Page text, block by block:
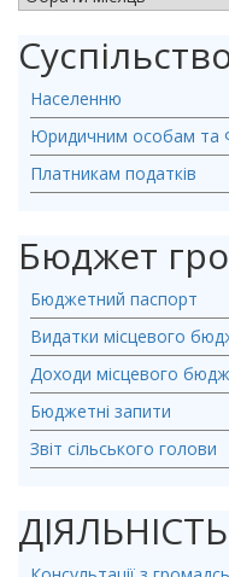
Населенню
Юридичним особам та
Платникам податків
Бюджет
Бюджетний паспорт
Видатки місцевого
Доходи місцевого
Бюджетні запити
Звіт сільського голови
ДІЯЛЬНІСТЬ